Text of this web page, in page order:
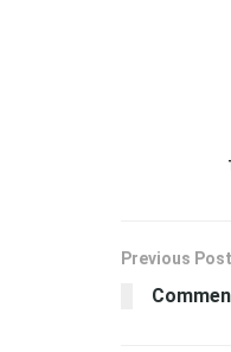
Previous Post